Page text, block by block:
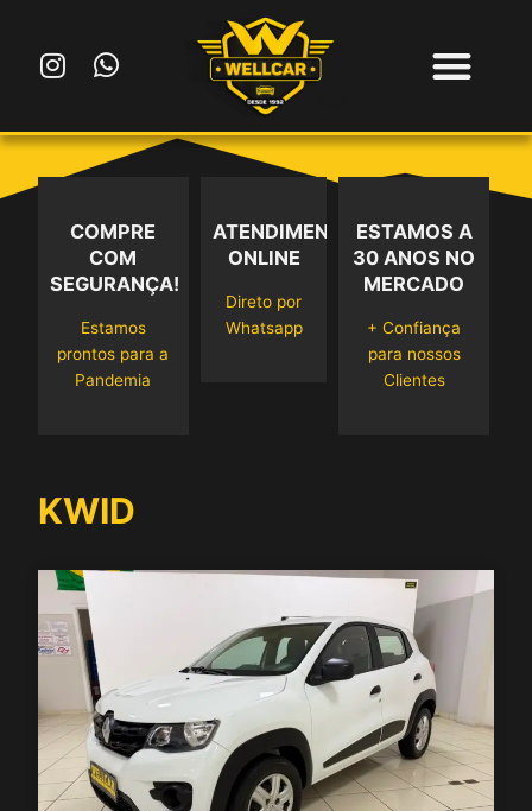
I
n
t
a
m
W
h
t
s
p
p
COMPRE
COM
SEGURANÇA!
Estamos
prontos para a
Pandemia
ATENDIMENTO
ONLINE
Direto por
Whatsapp
ESTAMOS A
30 ANOS NO
MERCADO
+ Confiança
para nossos
Clientes
KWID